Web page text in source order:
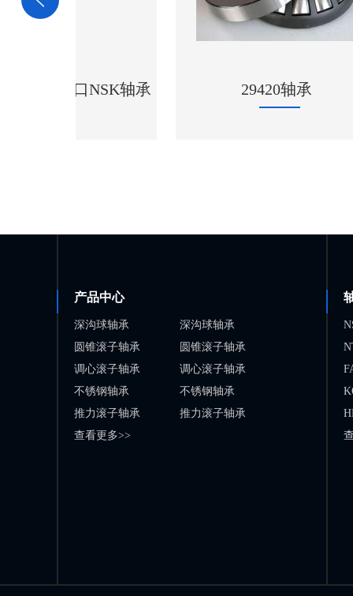
29420轴承
产品中心
深沟球轴承
圆锥滚子轴承
调心滚子轴承
不锈钢轴承
推力滚子轴承
查看更多>>
深沟球轴承
圆锥滚子轴承
调心滚子轴承
不锈钢轴承
推力滚子轴承